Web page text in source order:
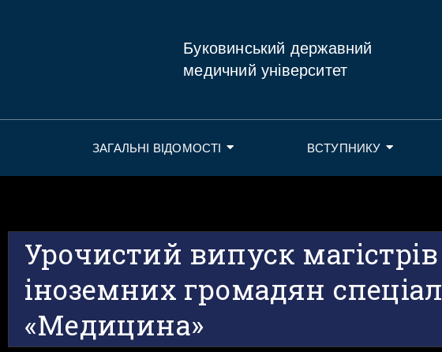
Буковинський державний
медичний університет
ЗАГАЛЬНІ ВІДОМОСТІ ВСТУПНИКУ
Урочистий випуск магістрів
іноземних громадян
«Медицина»